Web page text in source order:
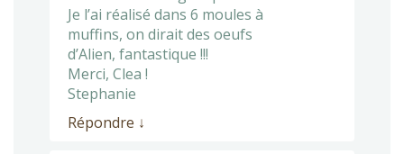
Je l’ai réalisé dans 6 moules à
muffins, on dirait des oeufs
d’Alien, fantastique !!!
Merci, Clea !
Stephanie
Répondre ↓